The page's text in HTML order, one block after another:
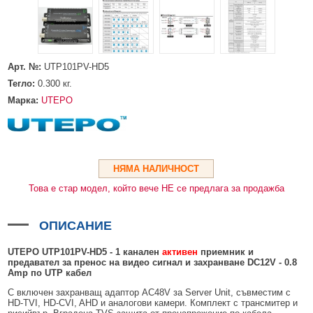
ГЪВКАВИ ГОФРИРАНИ ТРЪБИ
POE УДЪЛЖИТЕЛИ И POE СПЛИТЕРИ
МИКРОФОНИ И ГОВОРИТЕЛИ ЗА ВИДЕОНАБЛЮДЕНИЕ
УПРАВЛЕНИЯ ЗА ВЪРТЯЩИ КАМЕРИ
ГРЪМОЗАЩИТИ
ОБЕКТИВИ ЗА ОХРАНИТЕЛНИ КАМЕРИ
КОНЕКТОРИ
МЕДИА КОНВЕРТОРИ И SFP МОДУЛИ
БЕЗЖИЧНИ АЛАРМЕНИ СИСТЕМИ AJAX
БЕЗЖИЧНИ АЛАРМЕНИ ПАНЕЛИ (ХЪБ) AJAX
БЕЗЖИЧНИ РАЗШИРИТЕЛИ НА ОБХВАТ AJAX
БЕЗЖИЧНИ АЛАРМЕНИ СИСТЕМИ HIKVISION AX PRO
БЕЗЖИЧНИ ПАНЕЛИ HIKVISION AX PRO
КОМУНИКАЦИОННИ ШКАФОВЕ
Арт. №: UTP101PV-HD5
Тегло:0.300 кг.
Марка: UTEPO
НЯМА НАЛИЧНОСТ
Това е стар модел, който вече НЕ се предлага за продажба
ОПИСАНИЕ
UTEPO UTP101PV-HD5 - 1 каналенактивен приемник и
предавател за пренос на видео сигнал и захранване DC12V - 0.8
Amp по UTP кабел
С включен захранващ адаптор AC48V за Server Unit, съвместим с
HD-TVI, HD-CVI, AHD и аналогови камери. Комплект с трансмитер и